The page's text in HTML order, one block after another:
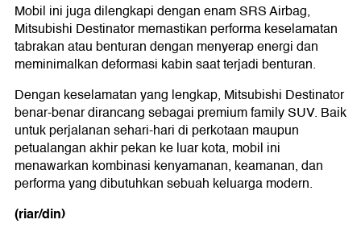
Mobil ini juga dilengkapi dengan enam SRS Airbag,
Mitsubishi Destinator memastikan performa keselamatan
tabrakan atau benturan dengan menyerap energi dan
meminimalkan deformasi kabin saat terjadi benturan.
Dengan keselamatan yang lengkap, Mitsubishi Destinator
benar-benar dirancang sebagai premium family SUV. Baik
untuk perjalanan sehari-hari di perkotaan maupun
petualangan akhir pekan ke luar kota, mobil ini
menawarkan kombinasi kenyamanan, keamanan, dan
performa yang dibutuhkan sebuah keluarga modern.
(riar/din)